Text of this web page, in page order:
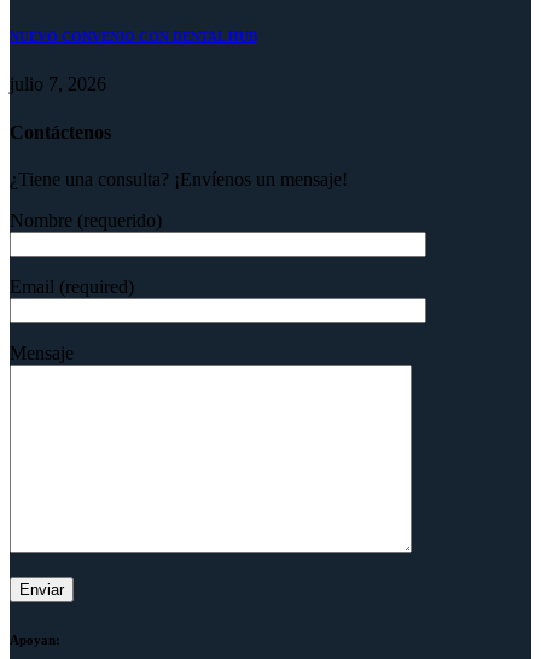
NUEVO CONVENIO CON DENTAL HUB
julio 7, 2026
Contáctenos
¿Tiene una consulta? ¡Envíenos un mensaje!
Nombre (requerido)
Email (required)
Mensaje
Apoyan: